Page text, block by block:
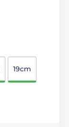
19cm